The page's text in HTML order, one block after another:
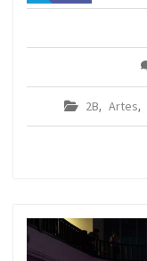
2B, Artes,